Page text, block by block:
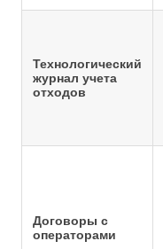
Технологический
журнал учета
отходов
Договоры с
операторами